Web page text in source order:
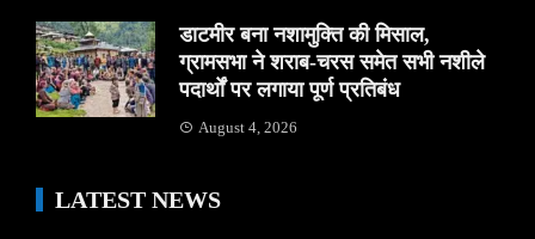
डाटमीर बना नशामुक्ति की मिसाल,
ग्रामसभा ने शराब-चरस समेत सभी नशीले
पदार्थों पर लगाया पूर्ण प्रतिबंध
August 4, 2026
LATEST NEWS